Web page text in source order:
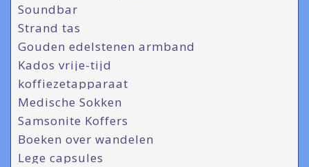
Soundbar
Strand tas
Gouden edelstenen armband
Kados vrije-tijd
koffiezetapparaat
Medische Sokken
Samsonite Koffers
Boeken over wandelen
Lege capsules